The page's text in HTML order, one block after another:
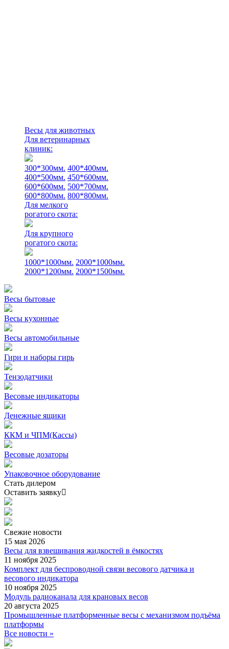
Весы для животных
Для ветеринарных
клиник:
300*300мм. 400*400мм.
400*500мм. 450*600мм.
600*600мм. 500*700мм.
600*800мм. 800*800мм.
Для мелкого
рогатого скота:
Для крупного
рогатого скота:
1000*1000мм. 2000*1000мм.
2000*1200мм. 2000*1500мм.
Весы бытовые
Весы кухонные
Весы автомобильные
Гири и наборы гирь
Тензодатчики
Весовые индикаторы
Денежные ящики
ККМ и ЧПМ(Кассы)
Весовые дозаторы
Упаковочное оборудование
Стать дилером
Оставить заявку
Свежие новости
15 мая 2026
Весы для взвешивания жидкостей в ёмкостях
11 ноября 2025
Комплект для беспроводной связи весового датчика и
весового индикатора
10 ноября 2025
Модуль радиоканала для крановых весов
20 августа 2025
Промышленные платформенные весы с механизмом подъёма
платформы
Все новости »